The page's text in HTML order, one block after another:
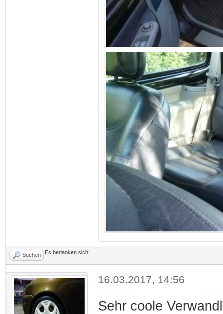
Suchen Es bedanken sich:
16.03.2017, 14:56
Sehr coole